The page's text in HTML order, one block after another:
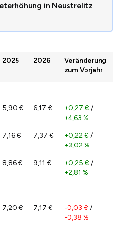
in Neustrelitz
2025 2026
Veränderung
zum Vorjahr
5,90 € 6,17 € +0,27 € /
+4,63 %
7,16 € 7,37 € +0,22 € /
+3,02 %
8,86 € 9,11 € +0,25 € /
+2,81 %
7,20 € 7,17 € -0,03 € /
-0,38 %